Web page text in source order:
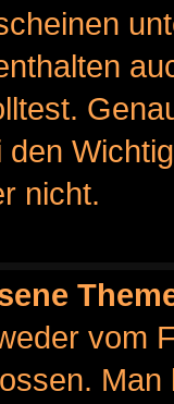
nicht.
vom